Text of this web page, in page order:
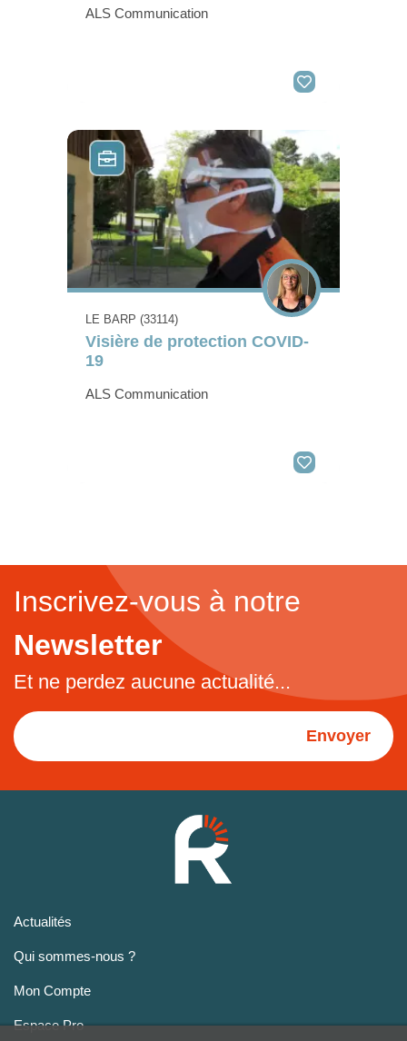
ALS Communication
LE BARP (33114)
Visière de protection COVID-
19
ALS Communication
Inscrivez-vous à notre
Newsletter
Et ne perdez aucune actualité...
Envoyer
Actualités
Qui sommes-nous ?
Mon Compte
Espace Pro